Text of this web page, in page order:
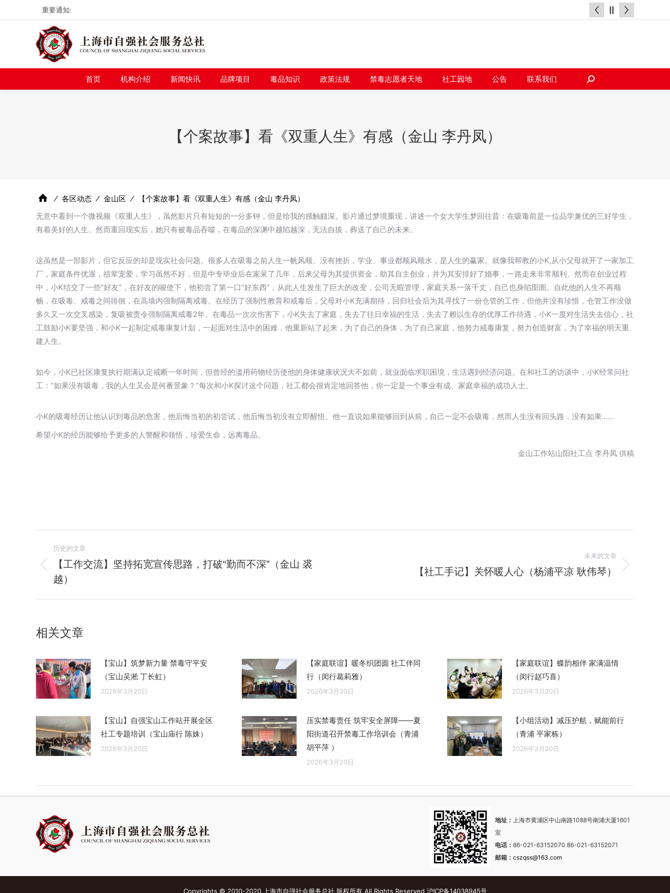
重要通知:
首页 机构介绍 新闻快讯 品牌项目 毒品知识 政策法规 禁毒志愿者天地 社工园地 公告 联系我们
搜
【个案故事】看《双重人生》有感（金山 李丹凤）
⁄ 各区动态 ⁄ 金山区 ⁄
【个案故事】看《双重人生》有感（金山 李丹凤）
无意中看到一个微视频《双重人生》，虽然影片只有短短的一分多钟，但是给我的感触颇深。影片通过梦境重现，讲述一个女大学生梦回往昔：在吸毒前是一位品学兼优的三好学生，
有着美好的人生。然而重回现实后，她只有被毒品吞噬，在毒品的深渊中越陷越深，无法自拔，葬送了自己的未来。
这虽然是一部影片，但它反应的却是现实社会问题。很多人在吸毒之前人生一帆风顺、没有挫折，学业、事业都顺风顺水，是人生的赢家。就像我帮教的小K,从小父母就开了一家加工
厂，家庭条件优渥，祖辈宠爱，学习虽然不好，但是中专毕业后在家呆了几年，后来父母为其提供资金，助其自主创业，并为其安排好了婚事，一路走来非常顺利。然而在创业过程
中，小K结交了一些“好友”，在好友的唆使下，他初尝了第一口“好东西”，从此人生发生了巨大的改变，公司无暇管理，家庭关系一落千丈，自己也身陷囹圄。自此他的人生不再顺
畅，在吸毒、戒毒之间徘徊，在高墙内强制隔离戒毒。在经历了强制性教育和戒毒后，父母对小K充满期待，回归社会后为其寻找了一份仓管的工作，但他并没有珍惜，仓管工作没做
多久又一次交叉感染，复吸被责令强制隔离戒毒2年。在毒品一次次伤害下，小K失去了家庭，失去了往日幸福的生活，失去了赖以生存的优厚工作待遇，小K一度对生活失去信心，社
工鼓励小K要坚强，和小K一起制定戒毒康复计划，一起面对生活中的困难，他重新站了起来，为了自己的身体，为了自己家庭，他努力戒毒康复，努力创造财富，为了幸福的明天重
建人生。
如今，小K已社区康复执行期满认定戒断一年时间，但曾经的滥用药物经历使他的身体健康状况大不如前，就业面临求职困境，生活遇到经济问题。在和社工的访谈中，小K经常问社
工：“如果没有吸毒，我的人生又会是何番景象？”每次和小K探讨这个问题，社工都会很肯定地回答他，你一定是一个事业有成、家庭幸福的成功人士。
小K的吸毒经历让他认识到毒品的危害，他后悔当初的初尝试，他后悔当初没有立即醒悟。他一直说如果能够回到从前，自己一定不会吸毒，然而人生没有回头路，没有如果……
希望小K的经历能够给予更多的人警醒和领悟，珍爱生命，远离毒品。
金山工作站山阳社工点 李丹凤 供稿
章
航
历史的文章
历
史
的
章：
【工作交流】坚持拓宽宣传思路，打破“勤而不深”（金山 裘
越）
未来的文章
的
【社工手记】关怀暖人心（杨浦平凉 耿伟琴）
相关文章
【宝山】筑梦新力量 禁毒守平安
（宝山吴淞 丁长虹）
2026年3月20日
【家庭联谊】暖冬织团圆 社工伴同
行（闵行葛莉雅）
2026年3月20日
【家庭联谊】蝶韵相伴 家满温情
（闵行赵巧喜）
2026年3月20日
【宝山】自强宝山工作站开展全区
社工专题培训（宝山庙行 陈姝）
2026年3月20日
压实禁毒责任 筑牢安全屏障——夏
阳街道召开禁毒工作培训会（青浦
胡平萍 ）
2026年3月20日
【小组活动】减压护航，赋能前行
（青浦 平家栋）
2026年3月20日
地址：上海市黄浦区中山南路1088号南浦大厦1601
室
电话：86-021-63152070 86-021-63152071
邮箱：cszqss@163.com
Copyrights © 2010-2020 上海市自强社会服务总社 版权所有 All Rights Reserved 沪ICP备14038945号
首页 机构介绍 新闻快讯 品牌项目 毒品知识 政策法规 禁毒志愿者天地 社工园地 公告 联系我们
搜